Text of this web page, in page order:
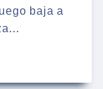
baja a